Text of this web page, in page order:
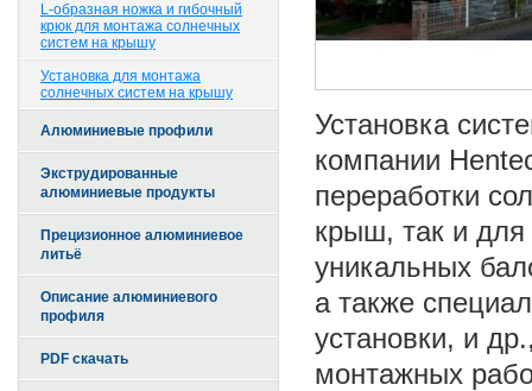
L-образная ножка и гибочный
крюк для монтажа солнечных
систем на крышу
Установка для монтажа
солнечных систем на крышу
Алюминиевые профили
Экструдированные
алюминиевые продукты
Прецизионное алюминиевое
литьё
Описание алюминиевого
профиля
PDF скачать
Установка
компании
переработки
крыш, так и
уникальных
а также
установки, и
монтажных